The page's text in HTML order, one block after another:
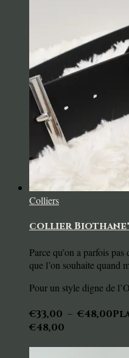
Colliers
collier Biothane®
Parce qu’on a parfois
que l’on souhaite quand
Pour un style digne de
€33,00 – €48,00
€48,00